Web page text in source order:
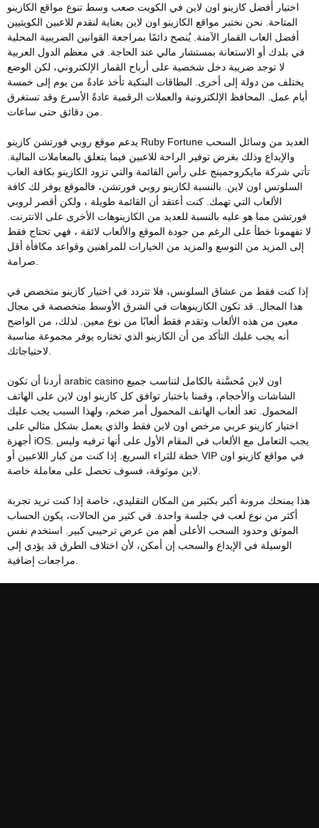
اختيار أفضل كازينو اون لاين في الكويت صعب وسط تنوع مواقع الكازينو
المتاحة. نحن نختبر مواقع الكازينو اون لاين بعناية لنقدم للاعبين الكويتيين
أفضل العاب القمار الآمنة. يُنصح دائمًا بمراجعة القوانين الضريبية المحلية
في بلدك أو الاستعانة بمستشار مالي عند الحاجة. في معظم الدول العربية
لا توجد ضريبة دخل شخصية على أرباح القمار الإلكتروني، لكن الوضع
يختلف من دولة إلى أخرى. البطاقات البنكية تأخذ عادةً من يوم إلى خمسة
أيام عمل. المحافظ الإلكترونية والعملات الرقمية عادةً الأسرع وقد تستغرق
يدعم موقع روبي فورتشن كازينو Ruby Fortune العديد من وسائل السحب
والإيداع وذلك بغرض توفير الراحة للاعبين فيما يتعلق بالمعاملات المالية.
تأتي شركة مايكروجمينج على رأس القائمة والتي تزود الكازينو بكافة العاب
السلوتس اون لاين. بالنسبة لكازينو روبي فورتشن، فالموقع يوفر لك كافة
الألعاب التي تهمك. كنت أعتقد أن القائمة طويلة ، ولكن أقصر لروبي
فورتشن مما هو عليه بالنسبة للعديد من الكازينوهات الأخرى على الانترنت.
لا تفهمونا خطأ على الرغم من جودة الموقع والألعاب لائقة ، فهي تحتاج فقط
إلى المزيد من التوسع والمزيد من الخيارات للمراهنين وقواعد مكافأة أقل
إذا كنت فقط من عشاق السلونس، فلا تتردد في اختيار كازينو متخصص في
هذا المجال. قد تكون الكازينوهات في الشرق الأوسط متخصصة في مجال
معين من هذه الألعاب وتقدم فقط ألعابًا من نوع معين. لذلك، من الواضح
أنه يجب عليك التأكد من أن الكازينو الذي تختاره يوفر مجموعة مناسبة
أردنا أن تكون arabic casino اون لاين مُحسَّنة بالكامل لتناسب جميع
الشاشات والأحجام، وقمنا باختبار توافق كل كازينو اون لاين على الهاتف
المحمول. تعد ألعاب الهاتف المحمول أمر ضخم، ولهذا السبب يجب عليك
اختيار كازينو عربي مرخص اون لاين فقط والذي يعمل بشكل مثالي على
أجهزة iOS. يجب التعامل مع الألعاب في المقام الأول على أنها ترفيه وليس
خطة للثراء السريع. إذا كنت من كبار اللاعبين أو VIP في مواقع كازينو اون
هذا يمنحك مرونة أكبر بكثير من المكان التقليدي، خاصة إذا كنت تريد تجربة
أكثر من نوع لعب في جلسة واحدة. في كثير من الحالات، يكون الحساب
الموثق وحدود السحب الأعلى أهم من عرض ترحيبي كبير. استخدم نفس
الوسيلة في الإيداع والسحب إن أمكن، لأن اختلاف الطرق قد يؤدي إلى